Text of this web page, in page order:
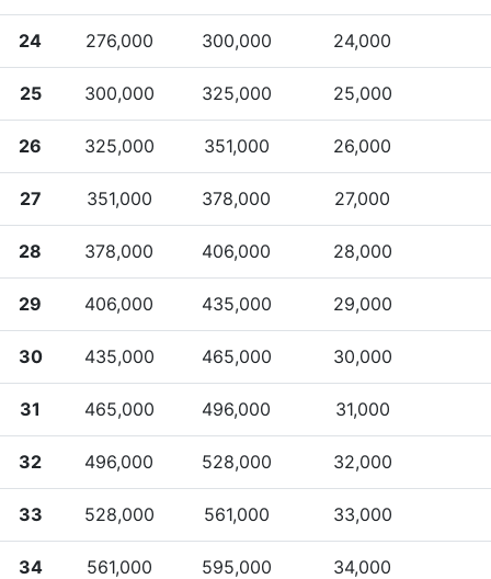
24 276,000 300,000 24,000
25 300,000 325,000 25,000
26 325,000 351,000 26,000
27 351,000 378,000 27,000
28 378,000 406,000 28,000
29 406,000 435,000 29,000
30 435,000 465,000 30,000
31 465,000 496,000 31,000
32 496,000 528,000 32,000
33 528,000 561,000 33,000
34 561,000 595,000 34,000